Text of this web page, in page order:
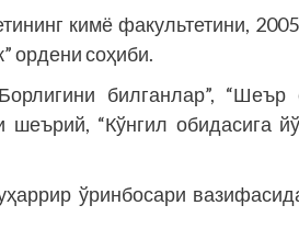
кимё факультетини,
ордени соҳиби.
билганлар”, “Шеър
шеърий, “Кўнгил обидасига
ўринбосари